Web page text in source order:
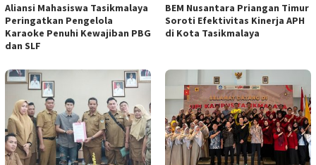
Aliansi Mahasiswa Tasikmalaya
Peringatkan Pengelola
Karaoke Penuhi Kewajiban PBG
dan SLF
BEM Nusantara Priangan Timur
Soroti Efektivitas Kinerja APH
di Kota Tasikmalaya